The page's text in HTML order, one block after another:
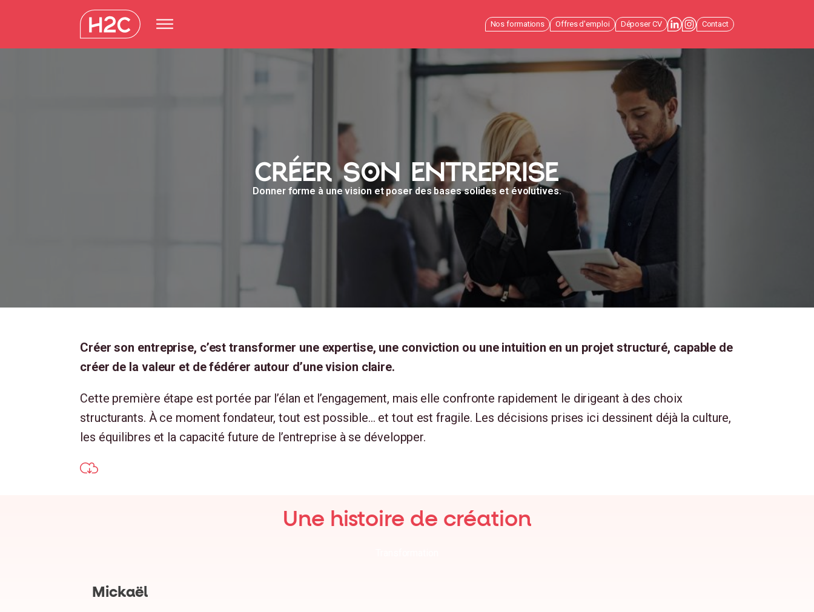
Nos formations Offres d'emploi Déposer CV Contact
Créer son entreprise
Donner forme à une vision et poser des bases solides et évolutives.
Créer son entreprise, c’est transformer une expertise, une conviction ou une intuition en un projet structuré, capable de
créer de la valeur et de fédérer autour d’une vision claire.
Cette première étape est portée par l’élan et l’engagement, mais elle confronte rapidement le dirigeant à des choix
structurants. À ce moment fondateur, tout est possible… et tout est fragile. Les décisions prises ici dessinent déjà la culture,
les équilibres et la capacité future de l’entreprise à se développer.
Une histoire de création